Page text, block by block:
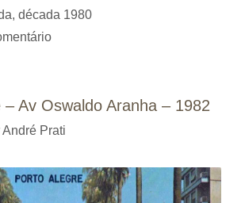
, década 1980
– Av Oswaldo Aranha – 1982
André Prati